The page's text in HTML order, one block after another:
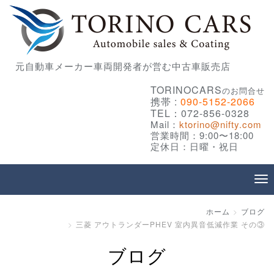
元自動車メーカー車両開発者が営む中古車販売店
TORINOCARSのお問合せ
携帯 : 090-5152-2066
TEL：072-856-0328
Mail： ktorino@nifty.com
営業時間：9:00〜18:00
定休日：日曜・祝日
ホーム
ブログ
三菱 アウトランダーPHEV 室内異音低減作業 その③
ブログ